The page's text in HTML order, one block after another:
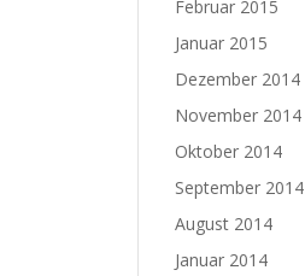
Februar 2015
Januar 2015
Dezember 2014
November 2014
Oktober 2014
September 2014
August 2014
Januar 2014